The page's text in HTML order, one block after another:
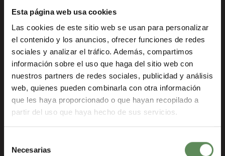
Esta página web usa cookies
Las cookies de este sitio web se usan para personalizar
el contenido y los anuncios, ofrecer funciones de redes
sociales y analizar el tráfico. Además, compartimos
información sobre el uso que haga del sitio web con
nuestros partners de redes sociales, publicidad y análisis
web, quienes pueden combinarla con otra información
que les haya proporcionado o que hayan recopilado a
partir del uso que haya hecho de sus servicios.
Necesarias
Menores costos operativos
Filtración de mejor rendimiento
Mejora del rendimiento del filtro
Materiales resistentes al desgaste
Solicitar una cotización